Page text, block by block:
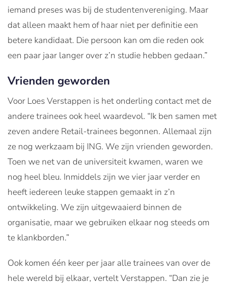
iemand preses was bij de studentenvereniging. Maar
dat alleen maakt hem of haar niet per definitie een
betere kandidaat. Die persoon kan om die reden ook
een paar jaar langer over z’n studie hebben gedaan.”
Vrienden geworden
Voor Loes Verstappen is het onderling contact met de
andere trainees ook heel waardevol. “Ik ben samen met
zeven andere Retail-trainees begonnen. Allemaal zijn
ze nog werkzaam bij ING. We zijn vrienden geworden.
Toen we net van de universiteit kwamen, waren we
nog heel bleu. Inmiddels zijn we vier jaar verder en
heeft iedereen leuke stappen gemaakt in z’n
ontwikkeling. We zijn uitgewaaierd binnen de
organisatie, maar we gebruiken elkaar nog steeds om
te klankborden.”
Ook komen één keer per jaar alle trainees van over de
hele wereld bij elkaar, vertelt Verstappen. “Dan zie je